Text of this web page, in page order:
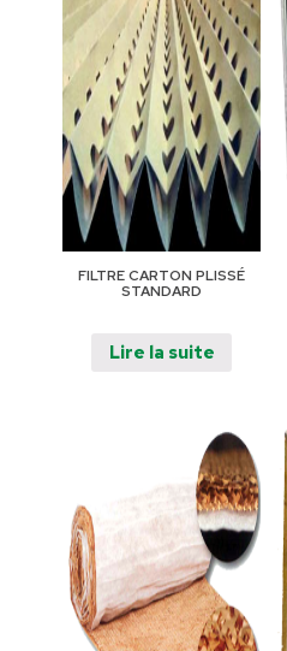
FILTRE CARTON PLISSÉ
STANDARD
Lire la suite